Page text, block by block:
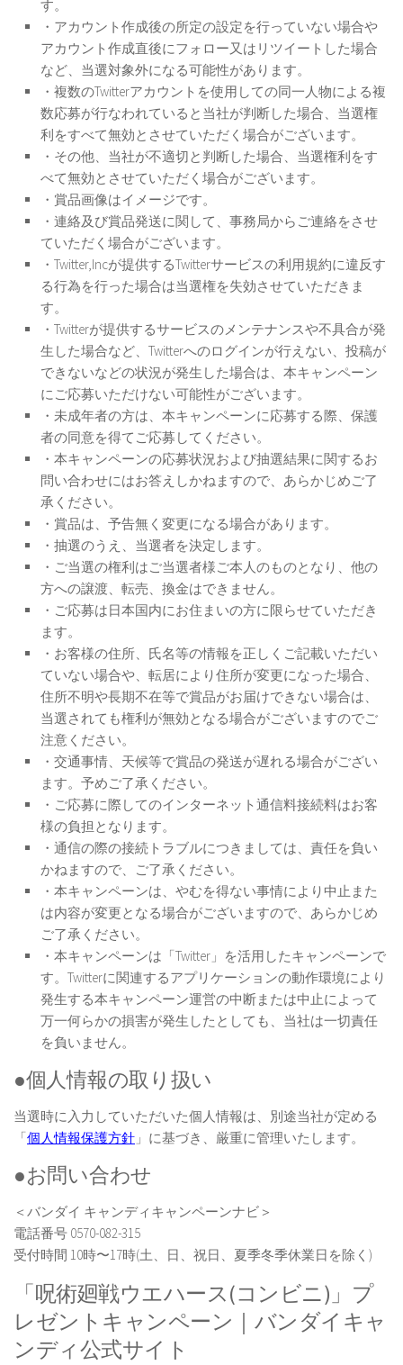
す。
・アカウント作成後の所定の設定を行っていない場合や
アカウント作成直後にフォロー又はリツイートした場合
など、当選対象外になる可能性があります。
・複数のTwitterアカウントを使用しての同一人物による複
数応募が行なわれていると当社が判断した場合、当選権
利をすべて無効とさせていただく場合がございます。
・その他、当社が不適切と判断した場合、当選権利をす
べて無効とさせていただく場合がございます。
・賞品画像はイメージです。
・連絡及び賞品発送に関して、事務局からご連絡をさせ
ていただく場合がございます。
・Twitter,Incが提供するTwitterサービスの利用規約に違反す
る行為を行った場合は当選権を失効させていただきま
す。
・Twitterが提供するサービスのメンテナンスや不具合が発
生した場合など、Twitterへのログインが行えない、投稿が
できないなどの状況が発生した場合は、本キャンペーン
にご応募いただけない可能性がございます。
・未成年者の方は、本キャンペーンに応募する際、保護
者の同意を得てご応募してください。
・本キャンペーンの応募状況および抽選結果に関するお
問い合わせにはお答えしかねますので、あらかじめご了
承ください。
・賞品は、予告無く変更になる場合があります。
・抽選のうえ、当選者を決定します。
・ご当選の権利はご当選者様ご本人のものとなり、他の
方への譲渡、転売、換金はできません。
・ご応募は日本国内にお住まいの方に限らせていただき
ます。
・お客様の住所、氏名等の情報を正しくご記載いただい
ていない場合や、転居により住所が変更になった場合、
住所不明や長期不在等で賞品がお届けできない場合は、
当選されても権利が無効となる場合がございますのでご
注意ください。
・交通事情、天候等で賞品の発送が遅れる場合がござい
ます。予めご了承ください。
・ご応募に際してのインターネット通信料接続料はお客
様の負担となります。
・通信の際の接続トラブルにつきましては、責任を負い
かねますので、ご了承ください。
・本キャンペーンは、やむを得ない事情により中止また
は内容が変更となる場合がございますので、あらかじめ
ご了承ください。
・本キャンペーンは「Twitter」を活用したキャンペーンで
す。Twitterに関連するアプリケーションの動作環境により
発生する本キャンペーン運営の中断または中止によって
万一何らかの損害が発生したとしても、当社は一切責任
を負いません。
●個人情報の取り扱い
当選時に入力していただいた個人情報は、別途当社が定める
「個人情報保護方針 」に基づき、厳重に管理いたします。
●お問い合わせ
＜バンダイ キャンディキャンペーンナビ＞
電話番号 0570-082-315
受付時間 10時〜17時(土、日、祝日、夏季冬季休業日を除く)
「呪術廻戦ウエハース(コンビニ)」プ
レゼントキャンペーン｜バンダイキャ
ンディ公式サイト